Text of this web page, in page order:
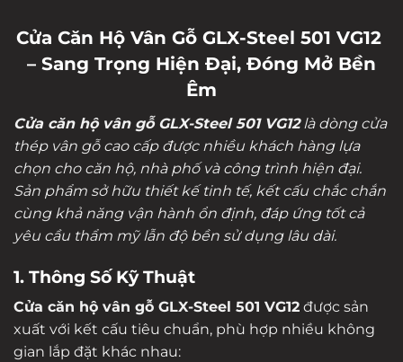
Cửa Căn Hộ Vân Gỗ GLX-Steel 501 VG12
– Sang Trọng Hiện Đại, Đóng Mở Bền
Êm
Cửa căn hộ vân gỗ GLX-Steel 501 VG12là dòng cửa
thép vân gỗ cao cấp được nhiều khách hàng lựa
chọn cho căn hộ, nhà phố và công trình hiện đại.
Sản phẩm sở hữu thiết kế tinh tế, kết cấu chắc chắn
cùng khả năng vận hành ổn định, đáp ứng tốt cả
yêu cầu thẩm mỹ lẫn độ bền sử dụng lâu dài.
1. Thông Số Kỹ Thuật
Cửa căn hộ vân gỗ GLX-Steel 501 VG12 được sản
xuất với kết cấu tiêu chuẩn, phù hợp nhiều không
gian lắp đặt khác nhau: